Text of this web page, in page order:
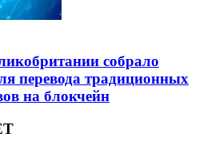
собрало
перевода традиционных
на блокчейн